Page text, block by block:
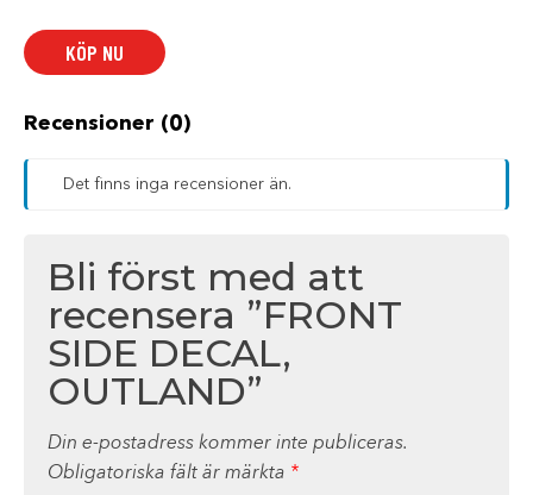
mängd
KÖP NU
Recensioner (0)
Det finns inga recensioner än.
Bli först med att
recensera ”FRONT
SIDE DECAL,
OUTLAND”
Din e-postadress kommer inte publiceras.
Obligatoriska fält är märkta *